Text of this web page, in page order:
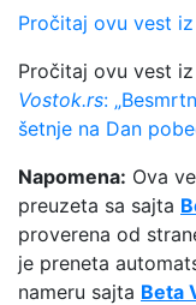
Pročitaj ovu vest
Pročitaj ovu vest
Vostok.rs:
šetnje na Dan
Napomena: Ova
preuzeta sa sajta
proverena od
je preneta
nameru sajta Beta